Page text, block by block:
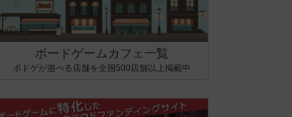
ボードゲームカフェ一覧
ボドゲが遊べる店舗を全国500店舗以上掲載中